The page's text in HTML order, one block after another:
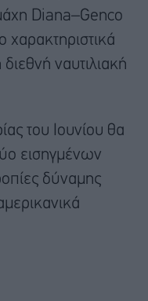
Diana–Genco
χαρακτηριστικά
ναυτιλιακή
του Ιουνίου θα
εισηγμένων
δύναμης